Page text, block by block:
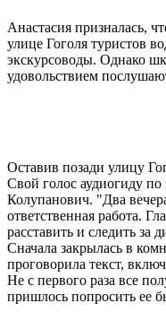
Анастасия призналась,
улице Гоголя туристов
экскурсоводы. Однако
удовольствием
Оставив позади улицу
Свой голос аудиогиду
Колупанович. "Два
ответственная работа.
расставить и следить за
Сначала закрылась в
проговорила текст,
Не с первого раза все
пришлось попросить ее